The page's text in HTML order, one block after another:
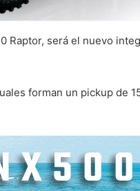
Raptor, será el nuevo
forman un pickup de